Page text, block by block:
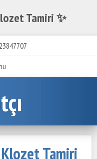
Tamiri ✨
Tamiri